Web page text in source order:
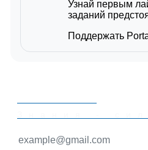
Узнай первым
заданий
Поддержать